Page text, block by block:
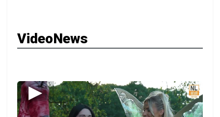
VideoNews
▶